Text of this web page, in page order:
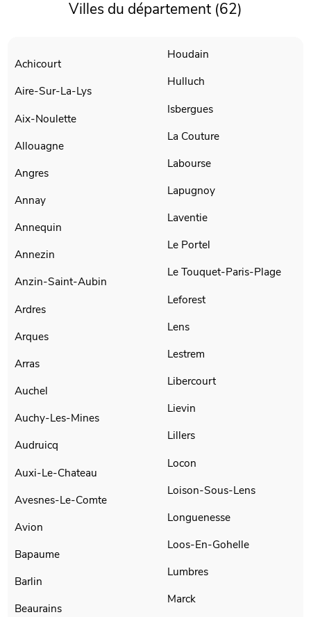
Villes du département (62)
Achicourt
Aire-Sur-La-Lys
Aix-Noulette
Allouagne
Angres
Annay
Annequin
Annezin
Anzin-Saint-Aubin
Ardres
Arques
Arras
Auchel
Auchy-Les-Mines
Audruicq
Auxi-Le-Chateau
Avesnes-Le-Comte
Avion
Bapaume
Barlin
Beaurains
Houdain
Hulluch
Isbergues
La Couture
Labourse
Lapugnoy
Laventie
Le Portel
Le Touquet-Paris-Plage
Leforest
Lens
Lestrem
Libercourt
Lievin
Lillers
Locon
Loison-Sous-Lens
Longuenesse
Loos-En-Gohelle
Lumbres
Marck